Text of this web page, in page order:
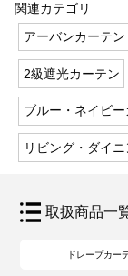
関連カテゴリ
アーバンカーテン
2級遮光カーテン
ブルー・ネイビ
リビング・ダイ
取扱商品一
ドレープカー